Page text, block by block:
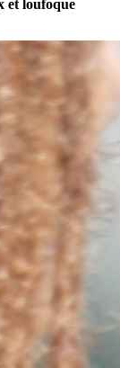
et loufoque